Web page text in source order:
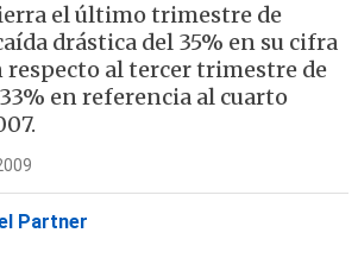
el último trimestre de
drástica del 35% en su cifra
respecto al tercer trimestre de
en referencia al cuarto
Partner